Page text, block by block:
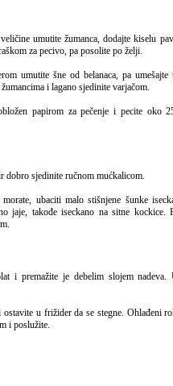
umutite žumanca, dodajte kiselu
za pecivo, pa posolite po želji.
umutite šne od belanaca, pa umešajte
i lagano sjedinite varjačom.
papirom za pečenje i pecite oko
dobro sjedinite ručnom mućkalicom.
ubaciti malo stišnjene šunke
jaje, takođe iseckano na sitne kockice.
i premažite je debelim slojem nadeva.
u frižider da se stegne. Ohlađeni
i poslužite.